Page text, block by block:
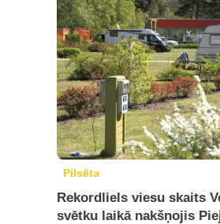
Pilsēta
Rekordliels viesu skaits
svētku laikā nakšņojis